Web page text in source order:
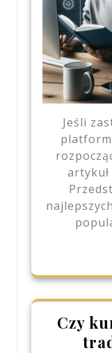
Jeśli
artykuł
Czy